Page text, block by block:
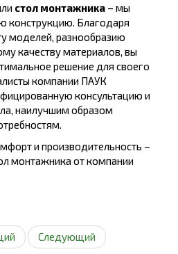
стол монтажника – мы
конструкцию. Благодаря
моделей, разнообразию
качеству материалов, вы
решение для своего
компании ПАУК
консультацию и
наилучшим образом
и производительность –
монтажника от компании
Следующий